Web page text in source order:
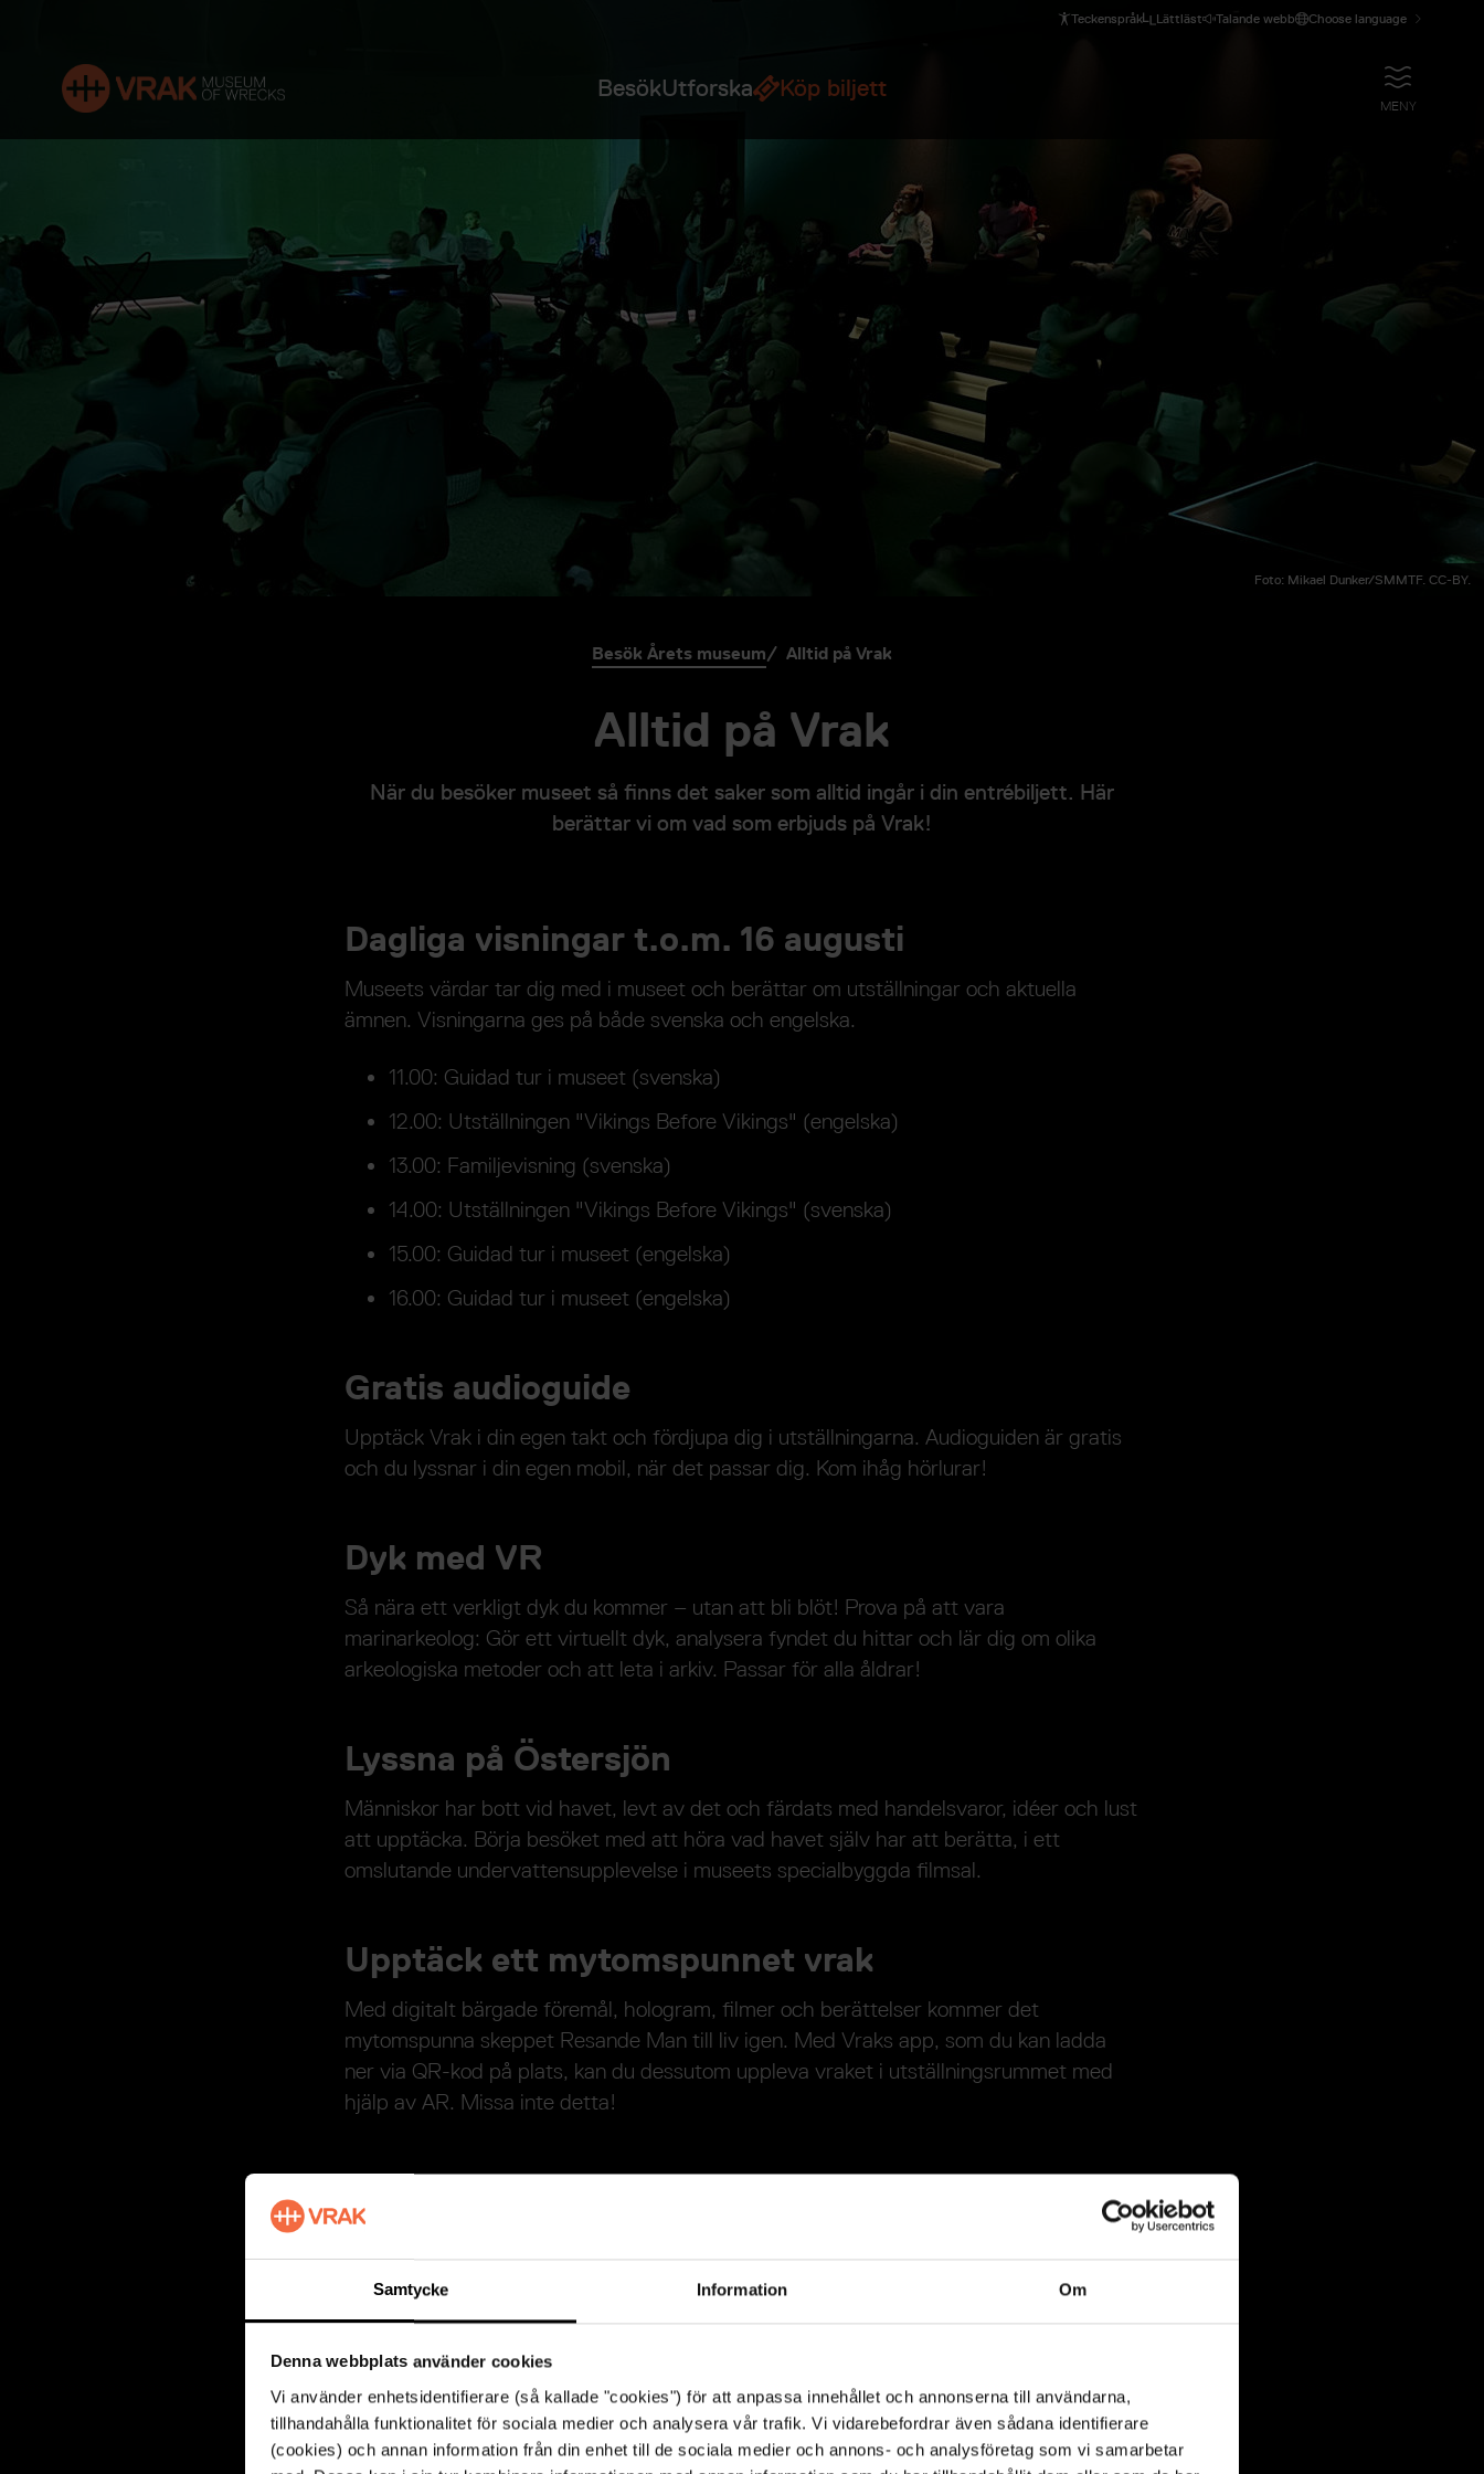
Samtycke Information Om
Denna webbplats använder cookies
Vi använder enhetsidentifierare (så kallade "cookies") för att anpassa innehållet och annonserna till användarna,
tillhandahålla funktionalitet för sociala medier och analysera vår trafik. Vi vidarebefordrar även sådana identifierare
(cookies) och annan information från din enhet till de sociala medier och annons- och analysföretag som vi samarbetar
Teckenspråk Lättläst Talande webb Choose language
BesökUtforska Köp biljett
ÖPPNA
MENY
Foto: Mikael Dunker/SMMTF. CC-BY.
Besök Årets museum Alltid på Vrak
Alltid på Vrak
När du besöker museet så finns det saker som alltid ingår i din entrébiljett. Här
berättar vi om vad som erbjuds på Vrak!
Dagliga visningar t.o.m. 16 augusti
Museets värdar tar dig med i museet och berättar om utställningar och aktuella
ämnen. Visningarna ges på både svenska och engelska.
11.00: Guidad tur i museet (svenska)
12.00: Utställningen "Vikings Before Vikings" (engelska)
13.00: Familjevisning (svenska)
14.00: Utställningen "Vikings Before Vikings" (svenska)
15.00: Guidad tur i museet (engelska)
16.00: Guidad tur i museet (engelska)
Gratis audioguide
Upptäck Vrak i din egen takt och fördjupa dig i utställningarna. Audioguiden är gratis
och du lyssnar i din egen mobil, när det passar dig. Kom ihåg hörlurar!
Dyk med VR
Så nära ett verkligt dyk du kommer – utan att bli blöt! Prova på att vara
marinarkeolog: Gör ett virtuellt dyk, analysera fyndet du hittar och lär dig om olika
arkeologiska metoder och att leta i arkiv. Passar för alla åldrar!
Lyssna på Östersjön
Människor har bott vid havet, levt av det och färdats med handelsvaror, idéer och lust
att upptäcka. Börja besöket med att höra vad havet själv har att berätta, i ett
omslutande undervattensupplevelse i museets specialbyggda filmsal.
Upptäck ett mytomspunnet vrak
Med digitalt bärgade föremål, hologram, filmer och berättelser kommer det
mytomspunna skeppet Resande Man till liv igen. Med Vraks app, som du kan ladda
ner via QR-kod på plats, kan du dessutom uppleva vraket i utställningsrummet med
hjälp av AR. Missa inte detta!
1659, för att sedan hittas av Vraks marinarkeologer 2021. I museet finns träprover
Upplev vikingautställningen